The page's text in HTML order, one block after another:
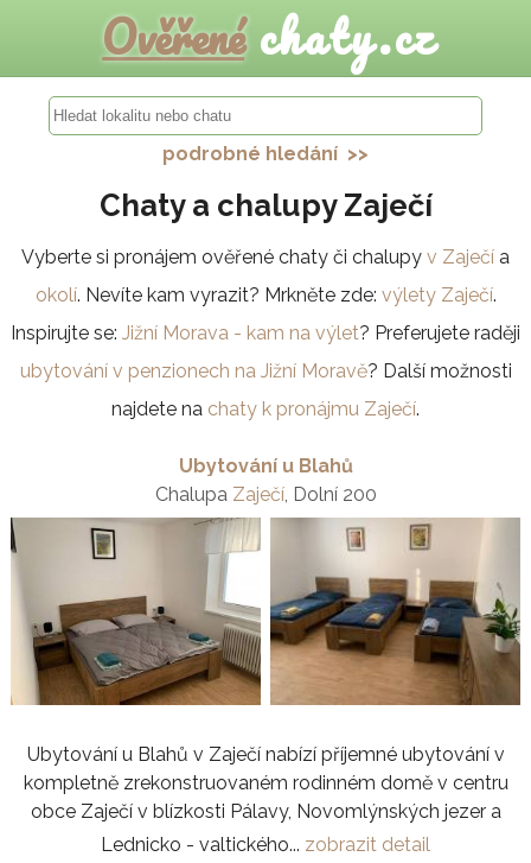
Ověřenéchaty.cz
podrobné hledání >>
Chaty a chalupy Zaječí
Vyberte si pronájem ověřené chaty či chalupy v Zaječí a
okolí. Nevíte kam vyrazit? Mrkněte zde: výlety Zaječí.
Inspirujte se: Jižní Morava - kam na výlet? Preferujete raději
ubytování v penzionech na Jižní Moravě? Další možnosti
najdete na chaty k pronájmu Zaječí.
Ubytování u Blahů
Chalupa Zaječí, Dolní 200
Ubytování u Blahů v Zaječí nabízí příjemné ubytování v
kompletně zrekonstruovaném rodinném domě v centru
obce Zaječí v blízkosti Pálavy, Novomlýnských jezer a
Lednicko - valtického... zobrazit detail